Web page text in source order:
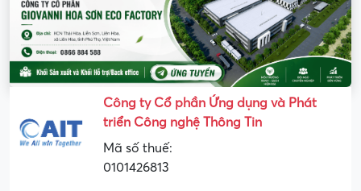
Công ty Cổ phần Ứng dụng và Phát
triển Công nghệ Thông Tin
Mã số thuế:
0101426813